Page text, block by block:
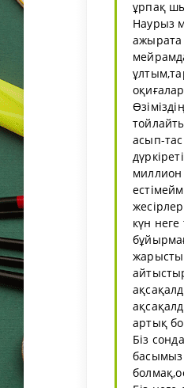
ұрпақ
Наурыз
ажырата
асып-
миллион
күн
артық
Біз
басымыз